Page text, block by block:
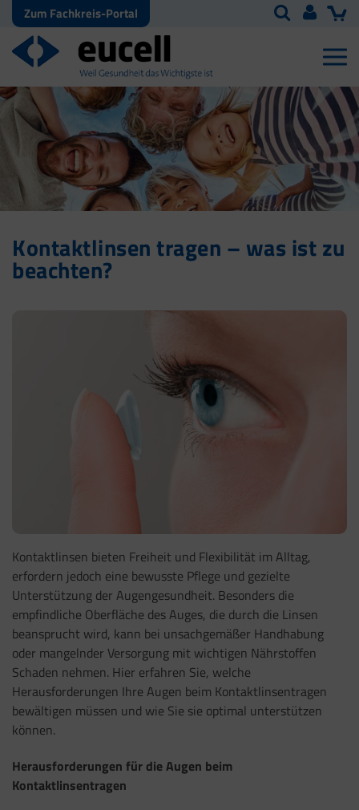
Zum Fachkreis-Portal
Kontaktlinsen tragen – was ist zu
beachten?
Kontaktlinsen bieten Freiheit und Flexibilität im Alltag,
erfordern jedoch eine bewusste Pflege und gezielte
Unterstützung der Augengesundheit. Besonders die
empfindliche Oberfläche des Auges, die durch die Linsen
beansprucht wird, kann bei unsachgemäßer Handhabung
oder mangelnder Versorgung mit wichtigen Nährstoffen
Schaden nehmen. Hier erfahren Sie, welche
Herausforderungen Ihre Augen beim Kontaktlinsentragen
bewältigen müssen und wie Sie sie optimal unterstützen
können.
Herausforderungen für die Augen beim
Kontaktlinsentragen